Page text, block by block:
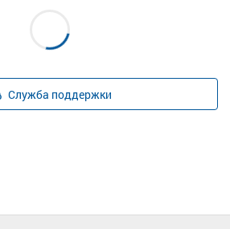
Служба поддержки